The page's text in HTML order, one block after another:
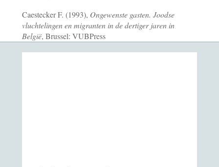
Caestecker F. (1993), Ongewenste gasten. Joodse
vluchtelingen en migranten in de dertiger jaren in
België, Brussel: VUBPress